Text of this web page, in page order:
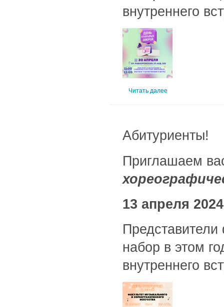
внутреннего
Читать далее
Абитуриенты!
Приглашаем
13 апреля
Представители
набор в этом
внутреннего